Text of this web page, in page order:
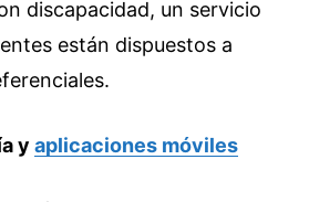
discapacidad, un servicio
están dispuestos a
y aplicaciones móviles